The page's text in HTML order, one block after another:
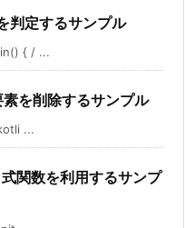
判定するサンプル
{ / ...
を削除するサンプル
...
関数を利用するサンプ